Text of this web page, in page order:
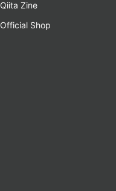
Qiita Zine
Official Shop